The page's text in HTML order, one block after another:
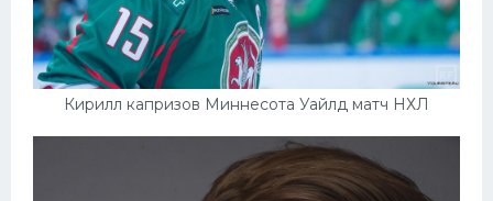
Кирилл капризов Миннесота Уайлд матч НХЛ